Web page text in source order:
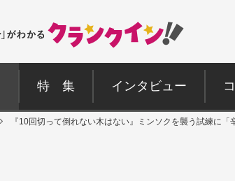
特 集 インタビュー
『10回切って倒れない木はない』ミンソクを襲う試練に